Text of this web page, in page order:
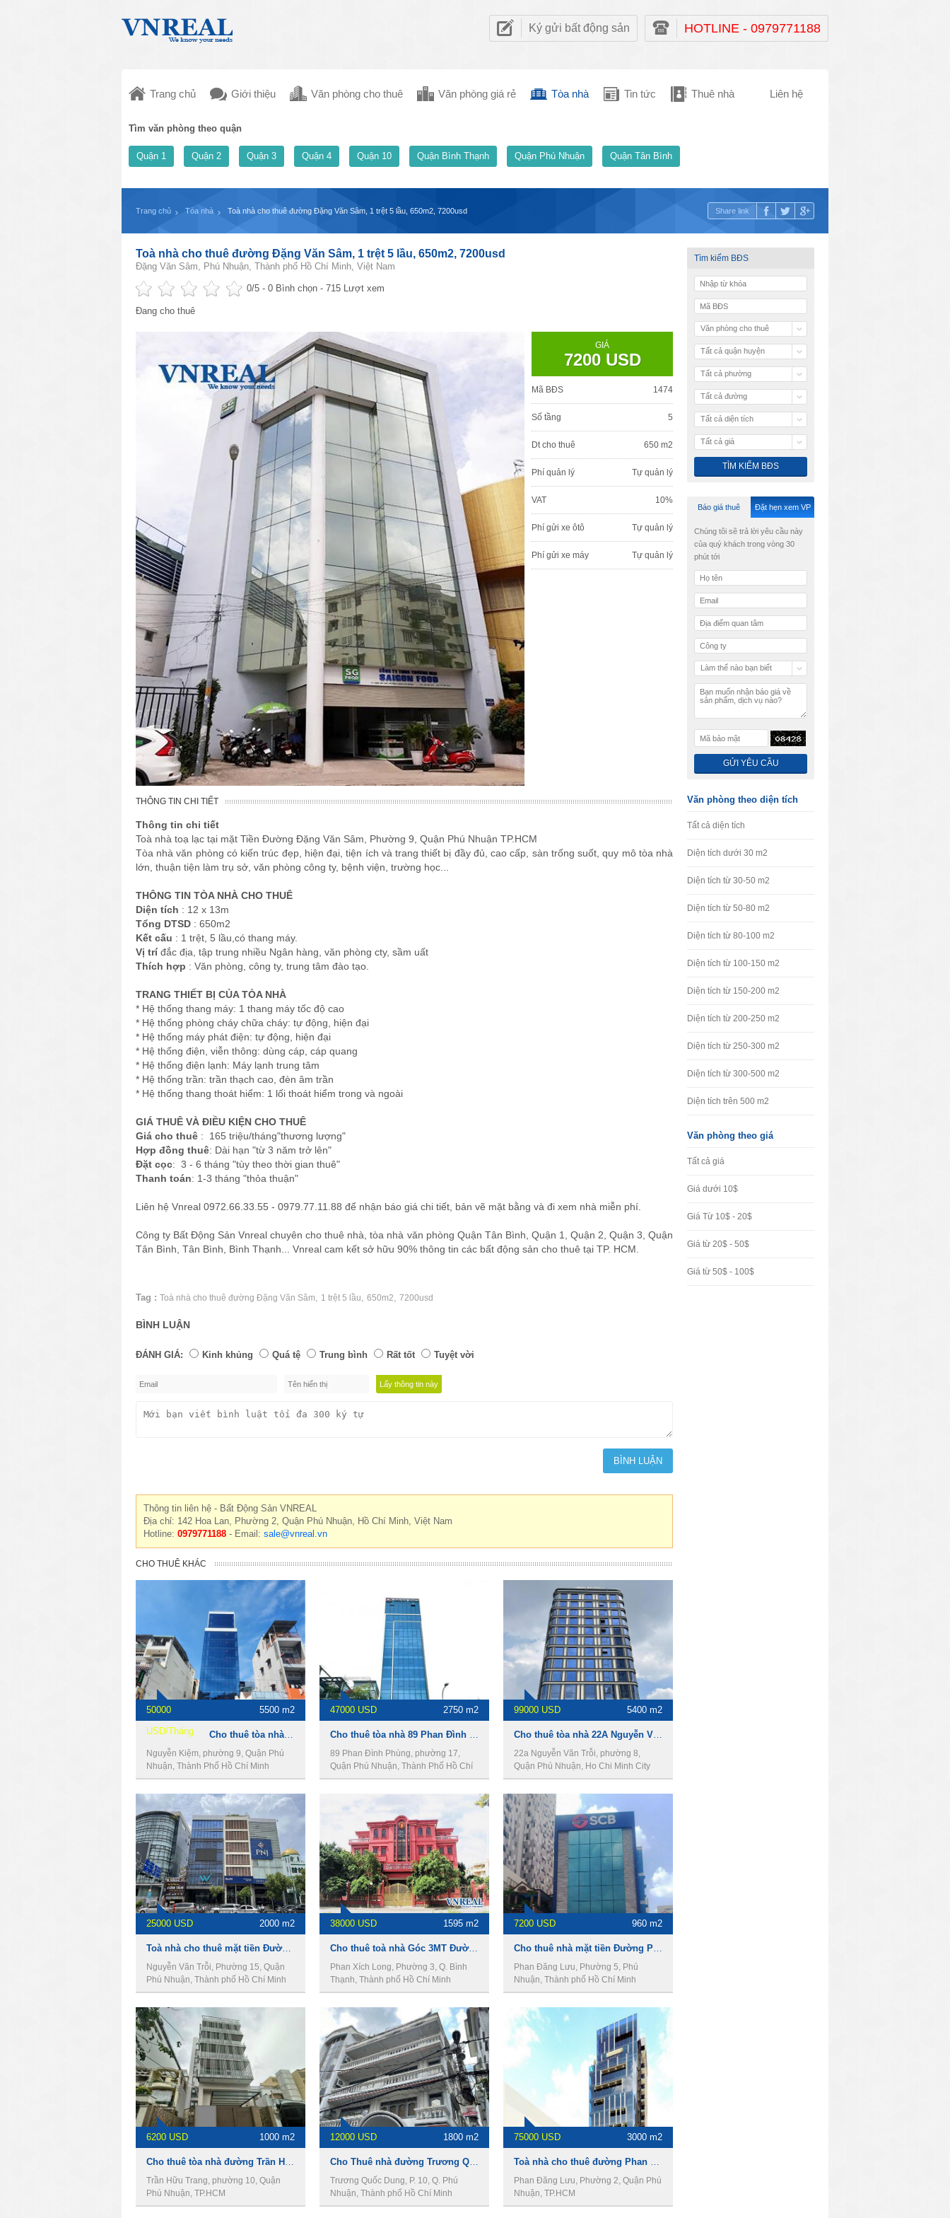
Ký gửi bất động sản HOTLINE - 0979771188
Trang chủ Giới thiệu Văn phòng cho thuê Văn phòng giá rẻ Tòa nhà Tin tức Thuê nhà Liên hệ
Tìm văn phòng theo quận
Quận 1 Quận 2 Quận 3 Quận 4 Quận 10 Quận Bình Thạnh Quận Phú Nhuận Quận Tân Bình
Trang chủ Tòa nhà Toà nhà cho thuê đường Đặng Văn Sâm, 1 trệt 5 lầu, 650m2, 7200usd Share link
Toà nhà cho thuê đường Đặng Văn Sâm, 1 trệt 5 lầu, 650m2, 7200usd
Đặng Văn Sâm, Phú Nhuận, Thành phố Hồ Chí Minh, Việt Nam
0/5 - 0 Bình chọn - 715 Lượt xem
Đang cho thuê
GIÁ
7200 USD
Mã BĐS 1474
Số tầng 5
Dt cho thuê 650 m2
Phí quản lý Tự quản lý
VAT 10%
Phí gửi xe ôtô Tự quản lý
Phí gửi xe máy Tự quản lý
THÔNG TIN CHI TIẾT
Thông tin chi tiết
Toà nhà toạ lạc tại mặt Tiền Đường Đặng Văn Sâm, Phường 9, Quận Phú Nhuận TP.HCM
Tòa nhà văn phòng có kiến trúc đẹp, hiện đại, tiện ích và trang thiết bị đầy đủ, cao cấp, sàn trống suốt, quy mô tòa nhà
lớn, thuận tiện làm trụ sở, văn phòng công ty, bệnh viện, trường học...
THÔNG TIN TÒA NHÀ CHO THUÊ
Diện tích : 12 x 13m
Tổng DTSD : 650m2
Kết cấu : 1 trệt, 5 lầu,có thang máy.
Vị tríđắc địa, tập trung nhiều Ngân hàng, văn phòng cty, sầm uất
Thích hợp : Văn phòng, công ty, trung tâm đào tạo.
TRANG THIẾT BỊ CỦA TÒA NHÀ
* Hệ thống thang máy: 1 thang máy tốc độ cao
* Hệ thống phòng cháy chữa cháy: tự động, hiện đại
* Hệ thống máy phát điện: tự động, hiện đại
* Hệ thống điện, viễn thông: dùng cáp, cáp quang
* Hệ thống điện lạnh: Máy lạnh trung tâm
* Hệ thống trần: trần thạch cao, đèn âm trần
* Hệ thống thang thoát hiểm: 1 lối thoát hiểm trong và ngoài
GIÁ THUÊ VÀ ĐIỀU KIỆN CHO THUÊ
Giá cho thuê : 165 triệu/tháng"thương lượng"
Hợp đồng thuê: Dài hạn "từ 3 năm trở lên"
Đặt cọc: 3 - 6 tháng "tùy theo thời gian thuê"
Thanh toán: 1-3 tháng "thỏa thuận"
Liên hệ Vnreal 0972.66.33.55 - 0979.77.11.88 để nhận báo giá chi tiết, bản vẽ mặt bằng và đi xem nhà miễn phí.
Công ty Bất Động Sản Vnreal chuyên cho thuê nhà, tòa nhà văn phòng Quận Tân Bình, Quận 1, Quận 2, Quận 3, Quận
Tân Bình, Tân Bình, Bình Thạnh... Vnreal cam kết sở hữu 90% thông tin các bất động sản cho thuê tại TP. HCM.
Tag : Toà nhà cho thuê đường Đặng Văn Sâm 1 trệt 5 lầu 650m2 7200usd
BÌNH LUẬN
ĐÁNH GIÁ: Kinh khủng Quá tệ Trung bình Rất tốt Tuyệt vời
Thông tin liên hệ - Bất Động Sản VNREAL
Địa chỉ: 142 Hoa Lan, Phường 2, Quận Phú Nhuận, Hồ Chí Minh, Việt Nam
Hotline: 0979771188 - Email: sale@vnreal.vn
CHO THUÊ KHÁC
50000
USD/Tháng
5500 m2
Cho thuê tòa nhà 497 Nguyễn Kiệm, Phú Nhuận, 16x50m, 2 hầm, 12 lầu, 5500m2.
Nguyễn Kiệm, phường 9, Quận Phú
Nhuận, Thành Phố Hồ Chí Minh
47000 USD 2750 m2
89 Phan Đình Phùng, phường 17,
Quận Phú Nhuận, Thành Phố Hồ Chí
Minh
99000 USD 5400 m2
22a Nguyễn Văn Trỗi, phường 8,
Quận Phú Nhuận, Ho Chi Minh City
25000 USD 2000 m2
Toà nhà cho thuê mặt tiền Đường Nguyễn Văn Trỗi, DT 10 x 30m, 1 hầm 8 lầu, Giá 25000usd
Nguyễn Văn Trỗi, Phường 15, Quận
Phú Nhuận, Thành phố Hồ Chí Minh
38000 USD 1595 m2
Cho thuê toà nhà Góc 3MT Đường Phan Xích Long, DT 38 x 26m, 4 lầu, Giá 38000usd
Phan Xích Long, Phường 3, Q. Bình
Thạnh, Thành phố Hồ Chí Minh
7200 USD 960 m2
Phan Đăng Lưu, Phường 5, Phú
Nhuận, Thành phố Hồ Chí Minh
6200 USD 1000 m2
Trần Hữu Trang, phường 10, Quận
Phú Nhuận, TP.HCM
12000 USD 1800 m2
Trương Quốc Dung, P. 10, Q. Phú
Nhuận, Thành phố Hồ Chí Minh
75000 USD 3000 m2
Phan Đăng Lưu, Phường 2, Quận Phú
Nhuận, TP.HCM
Tìm kiếm BĐS
Văn phòng cho thuê
Tất cả quận huyện
Tất cả phường
Tất cả đường
Tất cả diện tích
Tất cả giá
Báo giá thuê Đặt hẹn xem VP
Chúng tôi sẽ trả lời yêu cầu này
của quý khách trong vòng 30
phút tới
Làm thế nào bạn biết
Văn phòng theo diện tích
Tất cả diện tích
Diện tích dưới 30 m2
Diện tích từ 30-50 m2
Diện tích từ 50-80 m2
Diện tích từ 80-100 m2
Diện tích từ 100-150 m2
Diện tích từ 150-200 m2
Diện tích từ 200-250 m2
Diện tích từ 250-300 m2
Diện tích từ 300-500 m2
Diện tích trên 500 m2
Văn phòng theo giá
Tất cả giá
Giá dưới 10$
Giá Từ 10$ - 20$
Giá từ 20$ - 50$
Giá từ 50$ - 100$